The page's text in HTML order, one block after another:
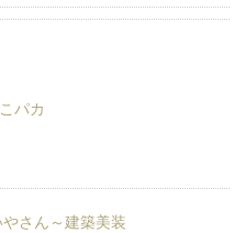
パカ
さん～建築美装